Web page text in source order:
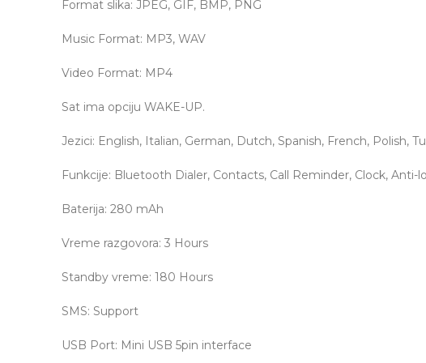
Format slika: JPEG, GIF, BMP, PNG
Music Format: MP3, WAV
Video Format: MP4
Sat ima opciju WAKE-UP.
Jezici: English, Italian, German, Dutch, Spanish, French, Polish,
Funkcije: Bluetooth Dialer, Contacts, Call Reminder, Clock,
Baterija: 280 mAh
Vreme razgovora: 3 Hours
Standby vreme: 180 Hours
SMS: Support
USB Port: Mini USB 5pin interface